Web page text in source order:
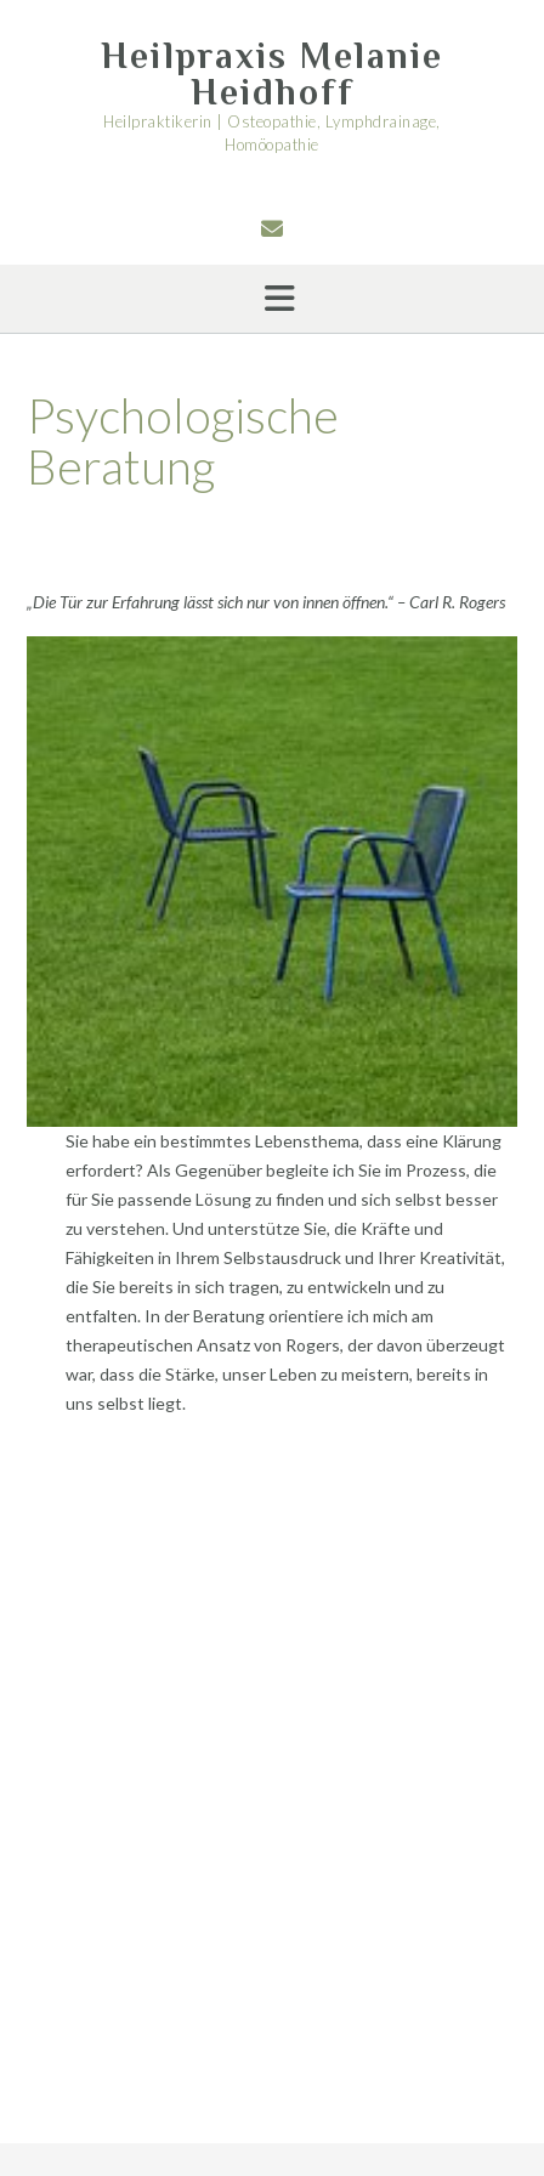
Heilpraxis Melanie
Heidhoff
Heilpraktikerin | Osteopathie, Lymphdrainage,
Homöopathie
Psychologische
Beratung
„Die Tür zur Erfahrung lässt sich nur von innen öffnen.“ – Carl R. Rogers
Sie habe ein bestimmtes Lebensthema, dass eine Klärung
erfordert? Als Gegenüber begleite ich Sie im Prozess, die
für Sie passende Lösung zu finden und sich selbst besser
zu verstehen. Und unterstütze Sie, die Kräfte und
Fähigkeiten in Ihrem Selbstausdruck und Ihrer Kreativität,
die Sie bereits in sich tragen, zu entwickeln und zu
entfalten. In der Beratung orientiere ich mich am
therapeutischen Ansatz von Rogers, der davon überzeugt
war, dass die Stärke, unser Leben zu meistern, bereits in
uns selbst liegt.